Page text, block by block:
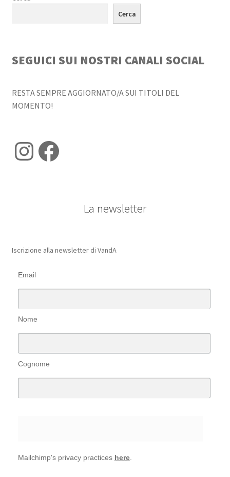
Cerca
SEGUICI SUI NOSTRI CANALI SOCIAL
RESTA SEMPRE AGGIORNATO/A SUI TITOLI DEL
MOMENTO!
Instagram
Facebook
La newsletter
Iscrizione alla newsletter di VandA
Email
Nome
Cognome
Mailchimp's privacy practices here.